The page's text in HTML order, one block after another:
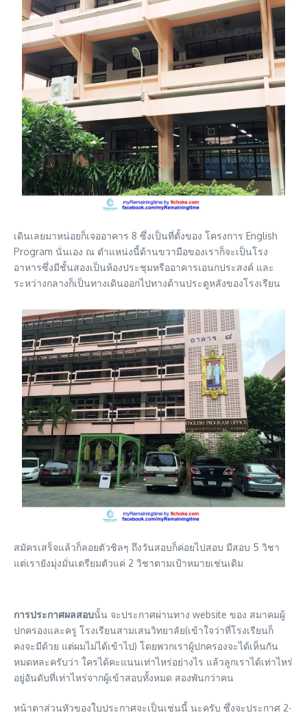
เดินเลยมาหน่อยก็เจออาคาร 8 ซึ่งเป็นที่ตั้งของ โครงการ English
Program นั่นเอง ณ ตำแหน่งนี้ด้านขวามือของเราก็จะเป็นโรง
อาหารซึ่งมีชั้นสองเป็นห้องประชุมหรืออาคารเอนกประสงค์ และ
ระหว่างกลางก็เป็นทางเดินออกไปทางด้านประตูหลังของโรงเรียน
สมัครเสร็จแล้วก็ลอยตัวชิลๆ ถึงวันสอบก็ค่อยไปสอบ มีสอบ 5 วิชา
แต่เรายังมุ่งมั่นเตรียมตัวแค่ 2 วิชาตามเป้าหมายเช่นเดิม
การประกาศผลสอบนั้น จะประกาศผ่านทาง website ของ สมาคมผู้
ปกครองและครู โรงเรียนสามเสนวิทยาลัย(เข้าใจว่าที่โรงเรียนก็
คงจะมีด้วย แต่ผมไม่ได้เข้าไป) โดยพวกเราผู้ปกครองจะได้เห็นกัน
หมดหละครับว่า ใครได้คะแนนเท่าไหร่อย่างไร แล้วลูกเราได้เท่าไหร่
อยู่อันดับที่เท่าไหร่จากผู้เข้าสอบทั้งหมด สองพันกว่าคน
หน้าตาส่วนหัวของใบประกาศจะเป็นเช่นนี้ นะครับ ซึ่งจะประกาศ 2-